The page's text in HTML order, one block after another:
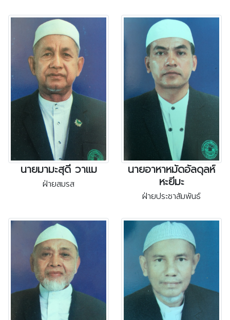
นายมามะสุดี วาแม
ฝ่ายสมรส
นายอาหาหมัดอัลดุลห์
หะยีมะ
ฝ่ายประชาสัมพันธ์